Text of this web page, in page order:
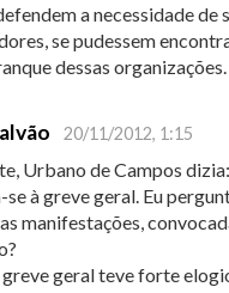
a necessidade de
se pudessem
dessas
20/11/2012, 1:15
Urbano de Campos
à greve geral. Eu
manifestações,
geral teve forte